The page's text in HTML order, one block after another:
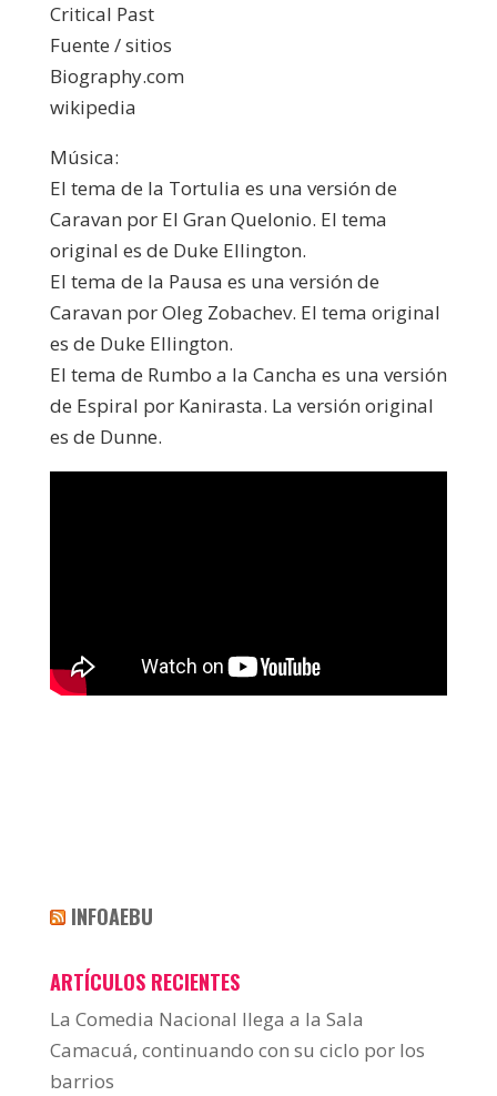
Critical Past
Fuente / sitios
Biography.com
wikipedia
Música:
El tema de la Tortulia es una versión de
Caravan por El Gran Quelonio. El tema
original es de Duke Ellington.
El tema de la Pausa es una versión de
Caravan por Oleg Zobachev. El tema original
es de Duke Ellington.
El tema de Rumbo a la Cancha es una versión
de Espiral por Kanirasta. La versión original
es de Dunne.
INFOAEBU
ARTÍCULOS RECIENTES
La Comedia Nacional llega a la Sala
Camacuá, continuando con su ciclo por los
barrios